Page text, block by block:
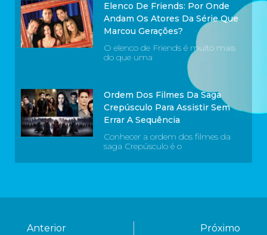
Elenco De Friends: Por Onde
Andam Os Atores Da Série Que
Marcou Gerações?
O elenco de Friends é muito mais
do que uma
Ordem Dos Filmes Da Saga
Crepúsculo Para Assistir Sem
Errar A Sequência
Conhecer a ordem dos filmes da
saga Crepúsculo é o
Anterior Próximo